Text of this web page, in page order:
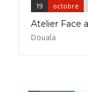
19 octobre
Douala